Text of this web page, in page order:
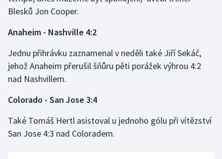
Vodní slalom
Ostatní
Blesků Jon Cooper.
Anaheim - Nashville 4:2
Jednu přihrávku zaznamenal v neděli také Jiří Sekáč,
jehož Anaheim přerušil šňůru pěti porážek výhrou 4:2
nad Nashvillem.
Colorado - San Jose 3:4
Také Tomáš Hertl asistoval u jednoho gólu při vítězství
San Jose 4:3 nad Coloradem.